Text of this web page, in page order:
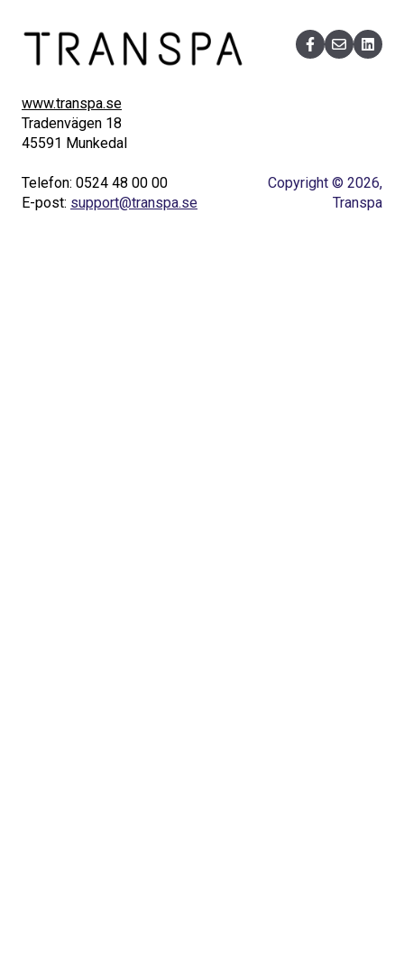
www.transpa.se
Tradenvägen 18
45591 Munkedal
Telefon: 0524 48 00 00
E-post: support@transpa.se
Copyright © 2026,
Transpa